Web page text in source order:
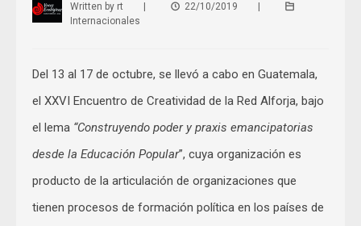
Written by rt 22/10/2019
Internacionales
Del 13 al 17 de octubre, se llevó a cabo en Guatemala,
el XXVI Encuentro de Creatividad de la Red Alforja, bajo
el lema “Construyendo poder y praxis emancipatorias
desde la Educación Popular”, cuya organización es
producto de la articulación de organizaciones que
tienen procesos de formación política en los países de